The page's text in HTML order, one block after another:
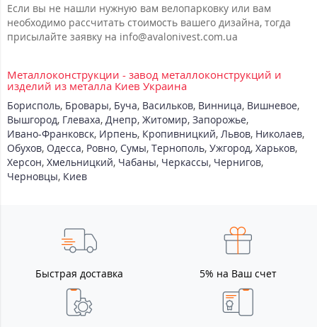
Если вы не нашли нужную вам велопарковку или вам
необходимо рассчитать стоимость вашего дизайна, тогда
присылайте заявку на info@avalonivest.com.ua
Металлоконструкции - завод металлоконструкций и
изделий из металла Киев Украина
Борисполь, Бровары, Буча, Васильков, Винница, Вишневое,
Вышгород, Глеваха, Днепр, Житомир, Запорожье,
Ивано-Франковск, Ирпень, Кропивницкий, Львов, Николаев,
Обухов, Одесса, Ровно, Сумы, Тернополь, Ужгород, Харьков,
Херсон, Хмельницкий, Чабаны, Черкассы, Чернигов,
Черновцы, Киев
Быстрая доставка 5% на Ваш счет